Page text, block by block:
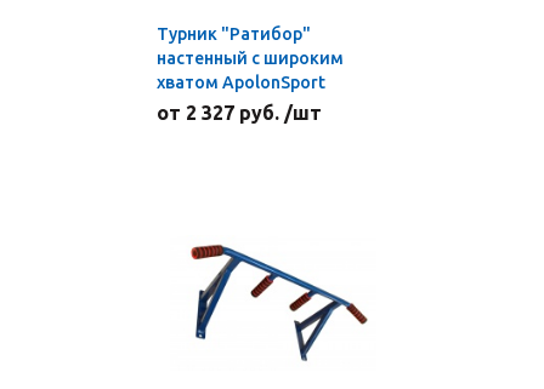
Турник "Ратибор"
настенный с широким
хватом ApolonSport
от 2 327 руб. /шт